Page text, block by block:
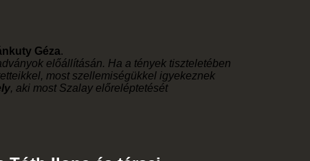
Géza.
előállításán. Ha a tények tiszteletében
most szellemiségükkel igyekeznek
, aki most Szalay előreléptetését